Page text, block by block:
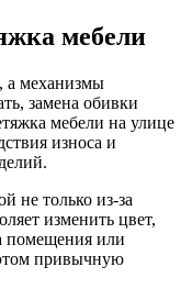
мебели
а механизмы
замена обивки
мебели на улице
износа и
не только из-за
изменить цвет,
помещения или
привычную